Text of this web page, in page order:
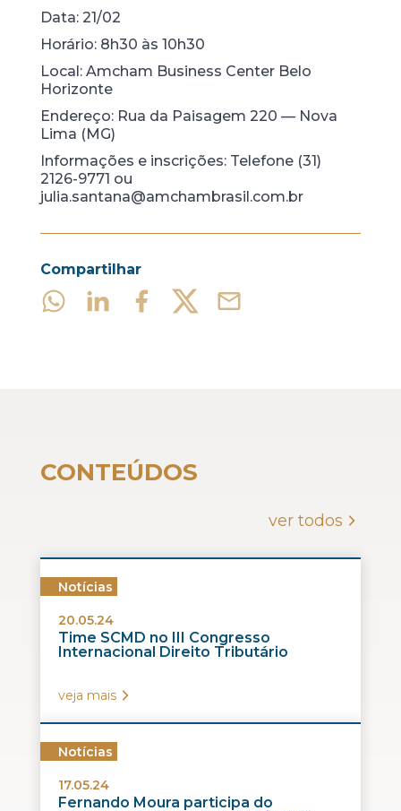
Data: 21/02
Horário: 8h30 às 10h30
Local: Amcham Business Center Belo
Horizonte
Endereço: Rua da Paisagem 220 — Nova
Lima (MG)
Informações e inscrições: Telefone (31)
2126-9771 ou
julia.santana@amchambrasil.com.br
Compartilhar
CONTEÚDOS
ver todos
Notícias
20.05.24
Time SCMD no III Congresso
Internacional Direito Tributário
veja mais
Notícias
17.05.24
Fernando Moura participa do